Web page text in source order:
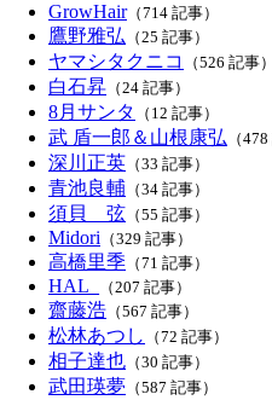
GrowHair（714 記事）
鷹野雅弘 （25 記事）
ヤマシタクニコ （526 記事）
白石昇 （24 記事）
8月サンタ （12 記事）
武 盾一郎＆山根康弘 （
深川正英 （33 記事）
青池良輔 （34 記事）
須貝 弦 （55 記事）
Midori （329 記事）
高橋里季 （71 記事）
HAL_ （207 記事）
齋藤浩 （567 記事）
松林あつし （72 記事）
相子達也 （30 記事）
武田瑛夢 （587 記事）